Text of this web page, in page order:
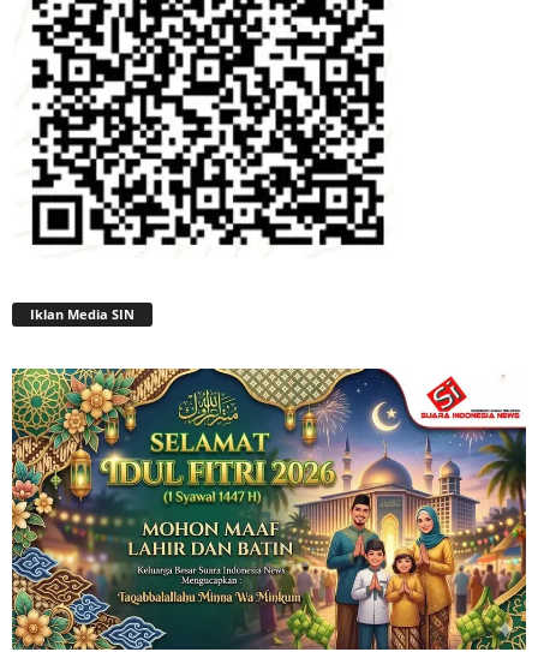
Iklan Media SIN